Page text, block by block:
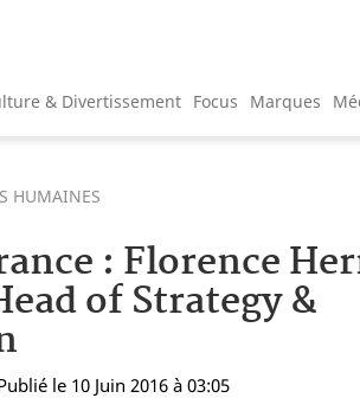
& Divertissement Focus Marques
HUMAINES
: Florence
of Strategy &
le 10 Juin 2016 à 03:05